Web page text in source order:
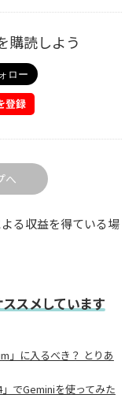
購読しよう
へ
る収益を得ている場
スメしています
」に入るべき？ とりあ
でGeminiを使ってみた